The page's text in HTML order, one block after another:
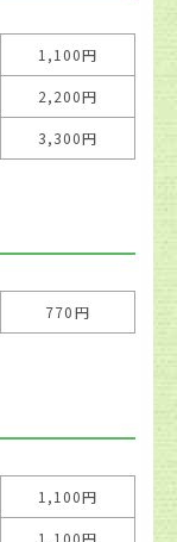
1,100円
2,200円
3,300円
770円
1,100円